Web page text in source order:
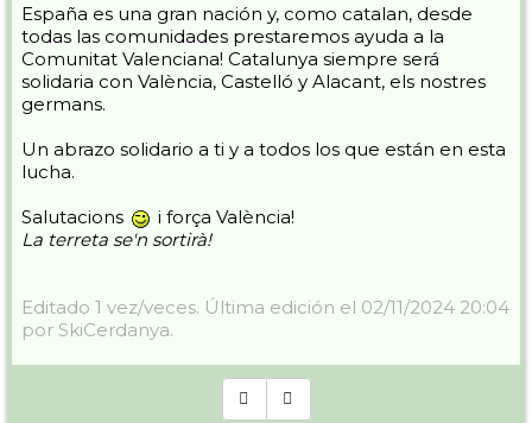
Desde la distancia lo mas efectivo son las ONG grandes con cualquier
aportación ( MONETARIA , ALIMENTACIÓN,... ) . Desde cerca
ponemos las manos para ayudar en lo que sea pero por favor con
orden QUE TODOS A LA VEZ NO CABEMOS E INCLUSO
PODEMOS LLEGAR A ESTORBAR.
quitado barro ...
si lo haces poner chincheta mucho mejor.
Gracias a todos y fuerza València.
España es una gran nación y, como catalan, desde
todas las comunidades prestaremos ayuda a la
Comunitat Valenciana! Catalunya siempre será
solidaria con València, Castelló y Alacant, els nostres
germans.
Un abrazo solidario a ti y a todos los que están en esta
lucha.
Salutacions
i força València!
La terreta se'n sortirà!
Editado 1 vez/veces. Última edición el 02/11/2024 20:04
por SkiCerdanya.